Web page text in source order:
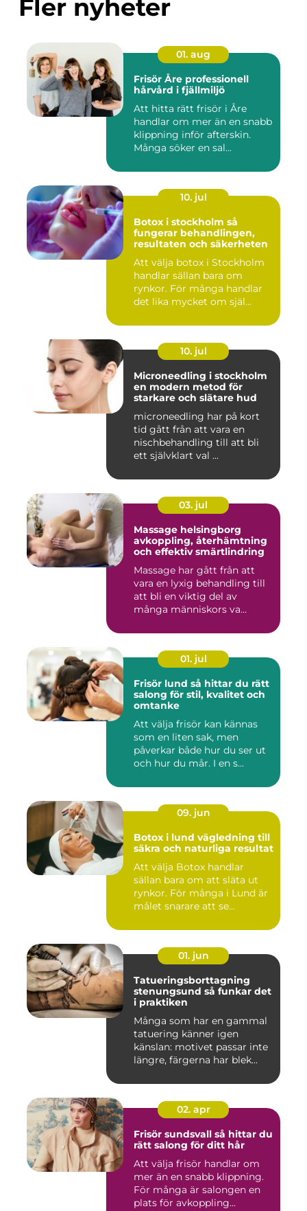
Fler nyheter
01. aug
Frisör Åre professionell
hårvård i fjällmiljö
Att hitta rätt frisör i Åre
handlar om mer än en snabb
klippning inför afterskin.
Många söker en sal...
10. jul
Botox i stockholm så
fungerar behandlingen,
resultaten och säkerheten
Att välja botox i Stockholm
handlar sällan bara om
rynkor. För många handlar
det lika mycket om själ...
10. jul
Microneedling i stockholm
en modern metod för
starkare och slätare hud
microneedling har på kort
tid gått från att vara en
nischbehandling till att bli
ett självklart val ...
03. jul
Massage helsingborg
avkoppling, återhämtning
och effektiv smärtlindring
Massage har gått från att
vara en lyxig behandling till
att bli en viktig del av
många människors va...
01. jul
Frisör lund så hittar du rätt
salong för stil, kvalitet och
omtanke
Att välja frisör kan kännas
som en liten sak, men
påverkar både hur du ser ut
och hur du mår. I en s...
09. jun
Botox i lund vägledning till
säkra och naturliga resultat
Att välja Botox handlar
sällan bara om att släta ut
rynkor. För många i Lund är
målet snarare att se...
01. jun
Tatueringsborttagning
stenungsund så funkar det
i praktiken
Många som har en gammal
tatuering känner igen
känslan: motivet passar inte
längre, färgerna har blek...
02. apr
Frisör sundsvall så hittar du
rätt salong för ditt hår
Att välja frisör handlar om
mer än en snabb klippning.
För många är salongen en
plats för avkoppling...